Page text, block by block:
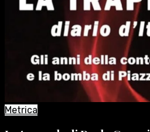
Metrica